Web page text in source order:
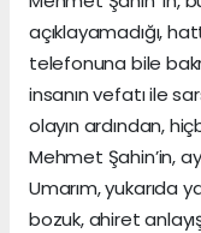
açıklayamadığı,
telefonuna bile
insanın vefatı ile
olayın ardından,
Mehmet Şahin’in,
Umarım, yukarıda
bozuk, ahiret